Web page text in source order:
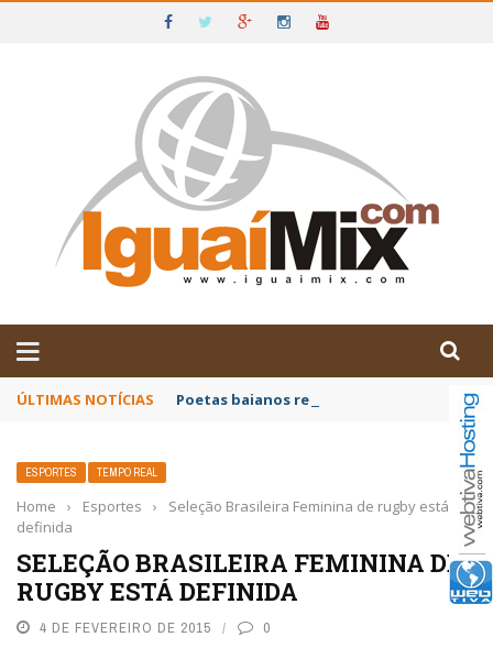
IGUAÍ E SUDOESTE DA BAHIA
ÚLTIMAS NOTÍCIAS Poetas baianos representam o Brasil no
ESPORTES TEMPO REAL
Home › Esportes ›
Seleção Brasileira Feminina de rugby está
definida
SELEÇÃO BRASILEIRA FEMININA DE
RUGBY ESTÁ DEFINIDA
4 DE FEVEREIRO DE 2015 0